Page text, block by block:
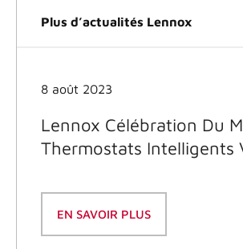
Plus d’actualités Lennox
8 août 2023
Lennox Célébration Du
Thermostats Intelligents
EN SAVOIR PLUS